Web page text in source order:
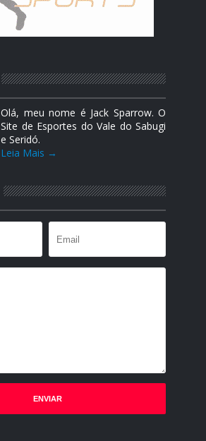
Olá, meu nome é Jack Sparrow. O
Site de Esportes do Vale do Sabugi
e Seridó.
Leia Mais →